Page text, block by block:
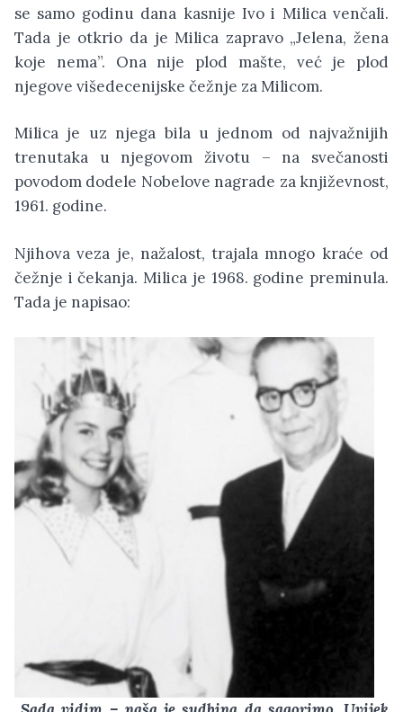
se samo godinu dana kasnije Ivo i Milica venčali.
Tada je otkrio da je Milica zapravo „Jelena, žena
koje nema”. Ona nije plod mašte, već je plod
njegove višedecenijske čežnje za Milicom.
Milica je uz njega bila u jednom od najvažnijih
trenutaka u njegovom životu – na svečanosti
povodom dodele Nobelove nagrade za književnost,
1961. godine.
Njihova veza je, nažalost, trajala mnogo kraće od
čežnje i čekanja. Milica je 1968. godine preminula.
Tada je napisao: